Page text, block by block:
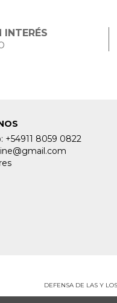
INTERÉS
+54911 8059 0822
DEFENSA DE LAS Y